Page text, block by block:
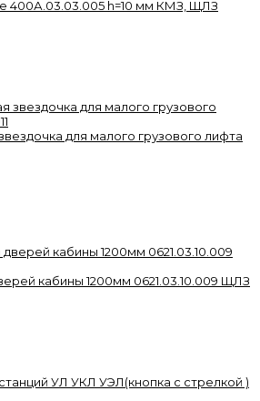
400А.03.03.005 h=10 мм КМЗ, ЩЛЗ
для малого грузового лифта
кабины 1200мм 0621.03.10.009 ЩЛЗ